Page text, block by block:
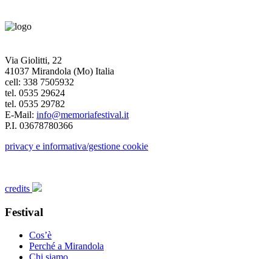
Via Giolitti, 22
41037 Mirandola (Mo) Italia
cell: 338 7505932
tel. 0535 29624
tel. 0535 29782
E-Mail: info@memoriafestival.it
P.I. 03678780366
privacy e informativa/gestione cookie
credits
Festival
Cos’è
Perché a Mirandola